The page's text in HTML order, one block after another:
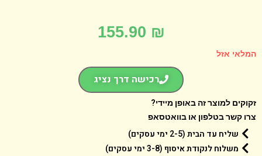
155.90
אזל
רכישה דרך נציג
למוצר זה באופן מיידי?
קשר בטלפון או בוואטסאפ
שליח עד הבית (2-5 ימי עסקים)
משלוח לנקודת איסוף (3-8 ימי עסקים)